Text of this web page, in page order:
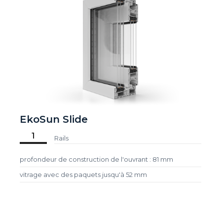
EkoSun Slide
1 Rails
profondeur de construction de l'ouvrant : 81 mm
vitrage avec des paquets jusqu'à 52 mm